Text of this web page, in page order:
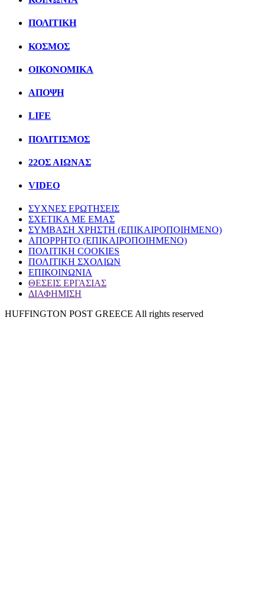
ΠΟΛΙΤΙΚΗ
ΚΟΣΜΟΣ
ΟΙΚΟΝΟΜΙΚΑ
ΑΠΟΨΗ
LIFE
ΠΟΛΙΤIΣΜΟΣ
22ΟΣ ΑΙΩΝΑΣ
VIDEO
ΣΥΧΝΕΣ ΕΡΩΤΗΣΕΙΣ
ΣΧΕΤΙΚΑ ΜΕ ΕΜΑΣ
ΣΥΜΒΑΣΗ ΧΡΗΣΤΗ (ΕΠΙΚΑΙΡΟΠΟΙΗΜΕΝΟ)
ΑΠΟΡΡΗΤΟ (ΕΠΙΚΑΙΡΟΠΟΙΗΜΕΝΟ)
ΠΟΛΙΤΙΚΗ COOKIES
ΠΟΛΙΤΙΚΗ ΣΧΟΛΙΩΝ
ΕΠΙΚΟΙΝΩΝΙΑ
ΘΕΣΕΙΣ ΕΡΓΑΣΙΑΣ
ΔΙΑΦΗΜΙΣΗ
HUFFINGTON POST GREECE All rights reserved